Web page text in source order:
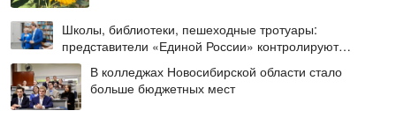
Школы, библиотеки, пешеходные тротуары:
представители «Единой России» контролируют
работы на социальных объектах
В колледжах Новосибирской области стало
больше бюджетных мест